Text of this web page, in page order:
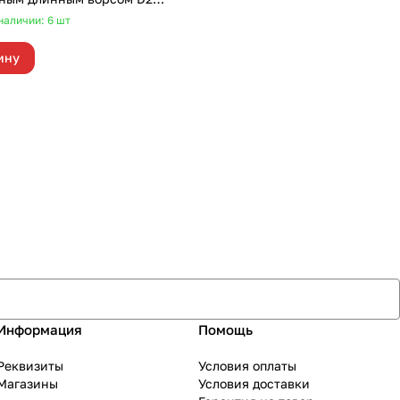
UN-46
6 шт
Помощь
Условия оплаты
Условия доставки